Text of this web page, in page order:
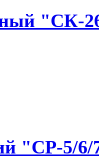
"СК-
"СР-5/6/